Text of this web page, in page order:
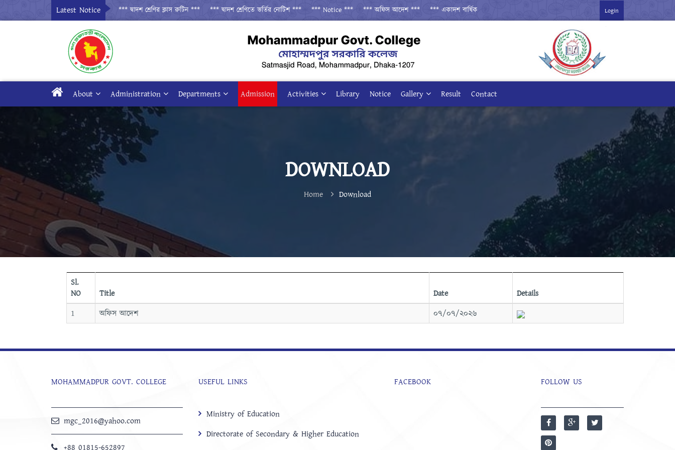
Latest Notice *** দ্বাদশ শ্রেণির ক্লাস রুটিন *** *** দ্বাদশ শ্রেণিতে ভর্তির নোটিশ *** *** Notice *** *** অফিস আদেশ *** *** একাদশ বার্ষিক পরীক্ষা-২০২৬ *** Login
About Administration Departments Admission Activities Library Notice Gallery Result Contact
DOWNLOAD
Home Download
Sl.
NO
Title Date
Details
1
অফিস আদেশ ০৭/০৭/২০২৬
MOHAMMADPUR GOVT. COLLEGE
mgc_2016@yahoo.com
+88 01815-652897 ‬
USEFUL LINKS
Ministry of Education
Directorate of Secondary & Higher Education
FACEBOOK FOLLOW US